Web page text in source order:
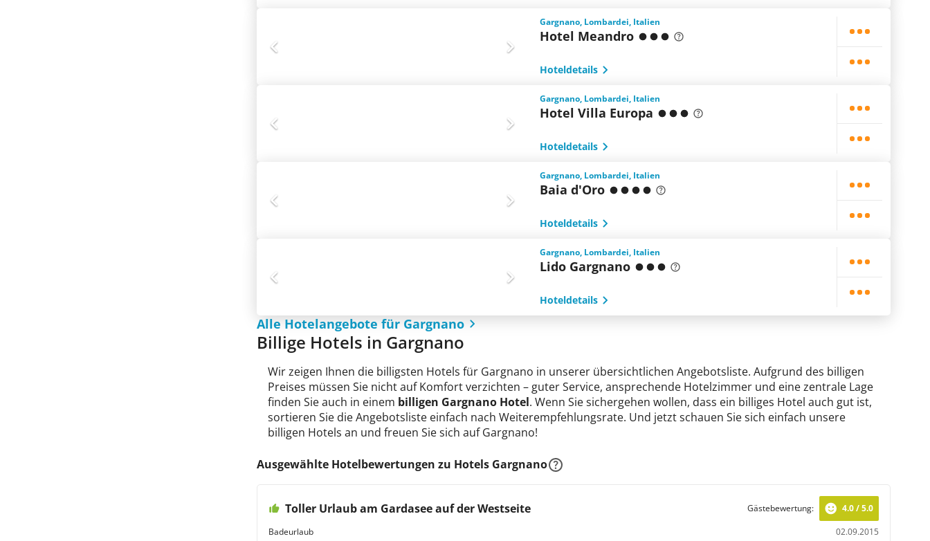
Gargnano, Lombardei, Italien
Hotel Meandro
Hoteldetails
Gargnano, Lombardei, Italien
Hotel Villa Europa
Hoteldetails
Gargnano, Lombardei, Italien
Baia d'Oro
Hoteldetails
Gargnano, Lombardei, Italien
Lido Gargnano
Hoteldetails
Alle Hotelangebote für Gargnano
Billige Hotels in Gargnano
Wir zeigen Ihnen die billigsten Hotels für Gargnano in unserer übersichtlichen Angebotsliste. Aufgrund des billigen
Preises müssen Sie nicht auf Komfort verzichten – guter Service, ansprechende Hotelzimmer und eine zentrale Lage
finden Sie auch in einem billigen Gargnano Hotel. Wenn Sie sichergehen wollen, dass ein billiges Hotel auch gut ist,
sortieren Sie die Angebotsliste einfach nach Weiterempfehlungsrate. Und jetzt schauen Sie sich einfach unsere
billigen Hotels an und freuen Sie sich auf Gargnano!
Ausgewählte Hotelbewertungen zu Hotels Gargnano
Toller Urlaub am Gardasee auf der Westseite
Badeurlaub 02.09.2015
Gästebewertung: 4.0 / 5.0